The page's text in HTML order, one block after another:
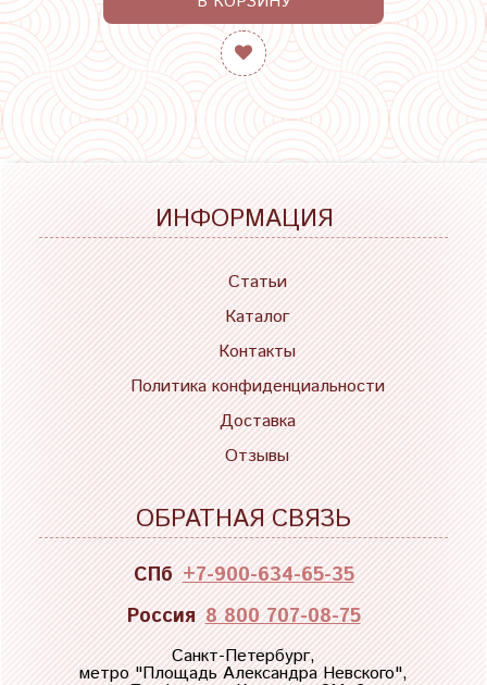
ИНФОРМАЦИЯ
Статьи
Каталог
Контакты
Политика конфиденциальности
Доставка
Отзывы
ОБРАТНАЯ СВЯЗЬ
СПб +7-900-634-65-35
Россия 8 800 707-08-75
Санкт-Петербург,
метро "Площадь Александра Невского",